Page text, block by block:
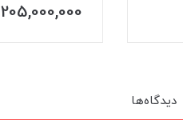
205,000,000
دیدگاه‌ها